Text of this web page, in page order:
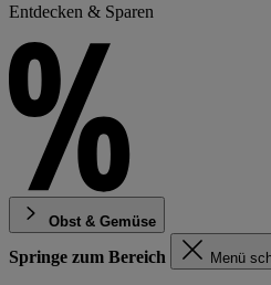
Entdecken & Sparen
Obst & Gemüse
Springe zum Bereich Menü